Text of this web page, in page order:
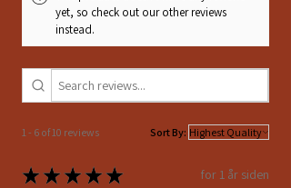
yet, so check out our other reviews
instead.
1 - 6 of 10 reviews Sort By:
★★★★★ for 1 år siden